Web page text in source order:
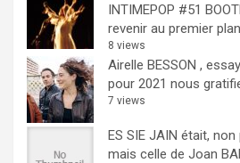
INTIMEPOP #51
revenir au premier
8 views
Airelle BESSON ,
pour 2021 nous
7 views
ES SIE JAIN était,
mais celle de Joan